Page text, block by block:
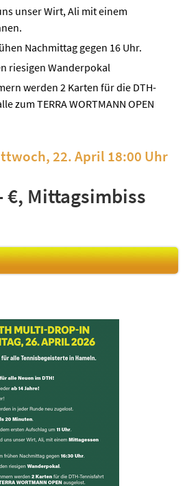
unser Wirt, Ali mit einem
Nachmittag gegen 16 Uhr.
riesigen Wanderpokal
werden 2 Karten für die DTH-
zum TERRA WORTMANN OPEN
22. April 18:00 Uhr
€, Mittagsimbiss